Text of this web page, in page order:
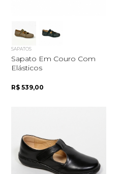
SAPATOS
Sapato Em Couro Com
Elásticos
R$ 539,00